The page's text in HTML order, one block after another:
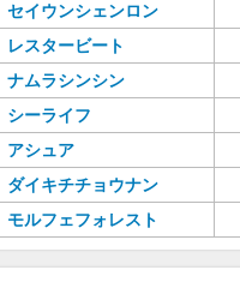
セイウンシェンロン
レスタービート
ナムラシンシン
シーライフ
アシュア
ダイキチチョウナン
モルフェフォレスト